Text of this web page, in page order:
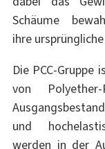
Schäume
ihre
Die PCC-
von
und
werden in der